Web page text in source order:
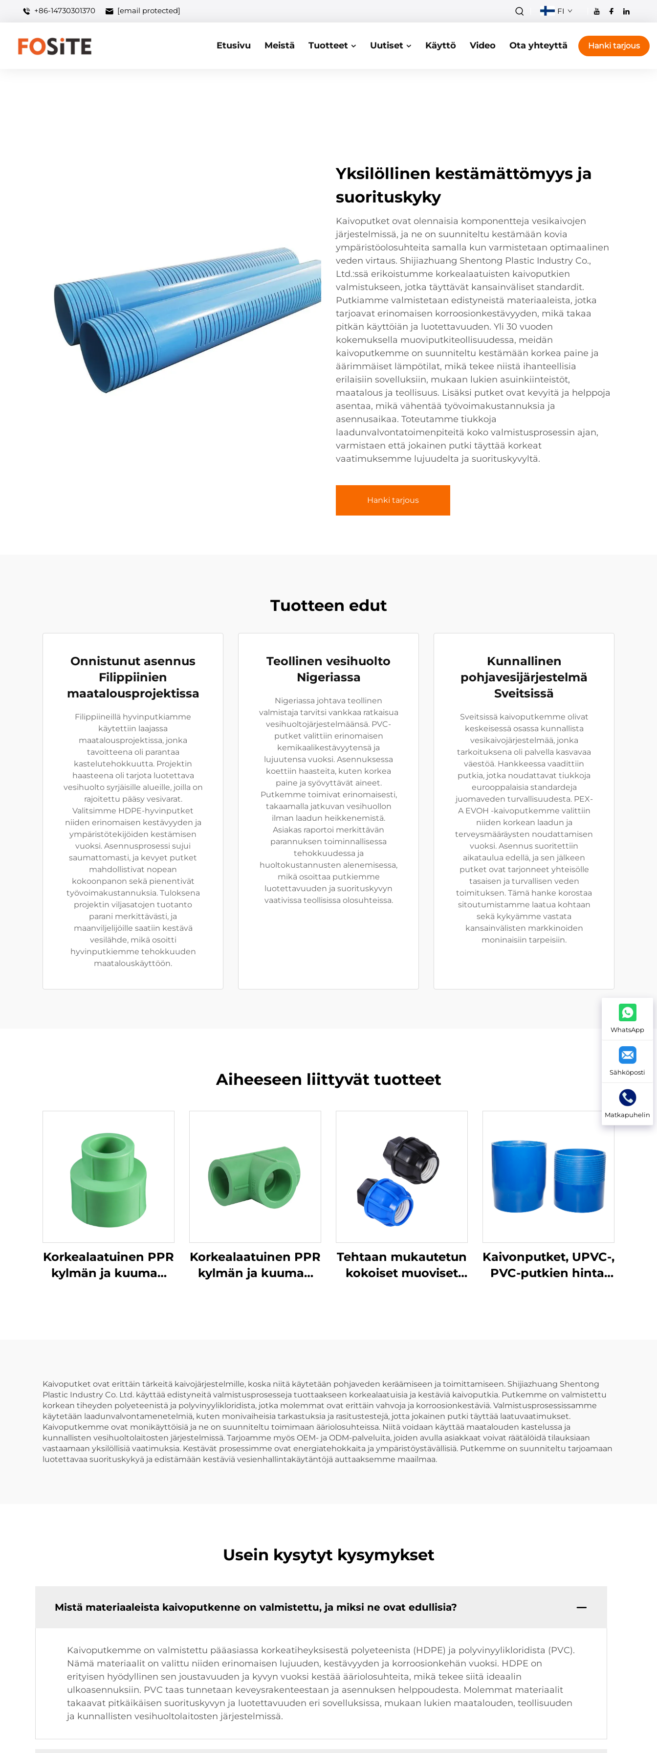
+86-14730301370 [email protected] FI
Etusivu Meistä Tuotteet Uutiset Käyttö Video Ota yhteyttä Hanki tarjous
Yksilöllinen kestämättömyys ja
suorituskyky
Kaivoputket ovat olennaisia komponentteja vesikaivojen
järjestelmissä, ja ne on suunniteltu kestämään kovia
ympäristöolosuhteita samalla kun varmistetaan optimaalinen
veden virtaus. Shijiazhuang Shentong Plastic Industry Co.,
Ltd.:ssä erikoistumme korkealaatuisten kaivoputkien
valmistukseen, jotka täyttävät kansainväliset standardit.
Putkiamme valmistetaan edistyneistä materiaaleista, jotka
tarjoavat erinomaisen korroosionkestävyyden, mikä takaa
pitkän käyttöiän ja luotettavuuden. Yli 30 vuoden
kokemuksella muoviputkiteollisuudessa, meidän
kaivoputkemme on suunniteltu kestämään korkea paine ja
äärimmäiset lämpötilat, mikä tekee niistä ihanteellisia
erilaisiin sovelluksiin, mukaan lukien asuinkiinteistöt,
maatalous ja teollisuus. Lisäksi putket ovat kevyitä ja helppoja
asentaa, mikä vähentää työvoimakustannuksia ja
asennusaikaa. Toteutamme tiukkoja
laadunvalvontatoimenpiteitä koko valmistusprosessin ajan,
varmistaen että jokainen putki täyttää korkeat
vaatimuksemme lujuudelta ja suorituskyvyltä.
Hanki tarjous
Tuotteen edut
Onnistunut asennus
Filippiinien
maatalousprojektissa
Filippiineillä hyvinputkiamme
käytettiin laajassa
maatalousprojektissa, jonka
tavoitteena oli parantaa
kastelutehokkuutta. Projektin
haasteena oli tarjota luotettava
vesihuolto syrjäisille alueille, joilla on
rajoitettu pääsy vesivarat.
Valitsimme HDPE-hyvinputket
niiden erinomaisen kestävyyden ja
ympäristötekijöiden kestämisen
vuoksi. Asennusprosessi sujui
saumattomasti, ja kevyet putket
mahdollistivat nopean
kokoonpanon sekä pienentivät
työvoimakustannuksia. Tuloksena
projektin viljasatojen tuotanto
parani merkittävästi, ja
maanviljelijöille saatiin kestävä
vesilähde, mikä osoitti
hyvinputkiemme tehokkuuden
maatalouskäyttöön.
Teollinen vesihuolto
Nigeriassa
Nigeriassa johtava teollinen
valmistaja tarvitsi vankkaa ratkaisua
vesihuoltojärjestelmäänsä. PVC-
putket valittiin erinomaisen
kemikaalikestävyytensä ja
lujuutensa vuoksi. Asennuksessa
koettiin haasteita, kuten korkea
paine ja syövyttävät aineet.
Putkemme toimivat erinomaisesti,
takaamalla jatkuvan vesihuollon
ilman laadun heikkenemistä.
Asiakas raportoi merkittävän
parannuksen toiminnallisessa
tehokkuudessa ja
huoltokustannusten alenemisessa,
mikä osoittaa putkiemme
luotettavuuden ja suorituskyvyn
vaativissa teollisissa olosuhteissa.
Kunnallinen
pohjavesijärjestelmä
Sveitsissä
Sveitsissä kaivoputkemme olivat
keskeisessä osassa kunnallista
vesikaivojärjestelmää, jonka
tarkoituksena oli palvella kasvavaa
väestöä. Hankkeessa vaadittiin
putkia, jotka noudattavat tiukkoja
eurooppalaisia standardeja
juomaveden turvallisuudesta. PEX-
A EVOH -kaivoputkemme valittiin
niiden korkean laadun ja
terveysmääräysten noudattamisen
vuoksi. Asennus suoritettiin
aikataulua edellä, ja sen jälkeen
putket ovat tarjonneet yhteisölle
tasaisen ja turvallisen veden
toimituksen. Tämä hanke korostaa
sitoutumistamme laatua kohtaan
sekä kykyämme vastata
kansainvälisten markkinoiden
moninaisiin tarpeisiin.
Aiheeseen liittyvät tuotteet
Korkealaatuinen PPR
kylmän ja kuuman
Korkealaatuinen PPR
kylmän ja kuuman
Tehtaan mukautetun
kokoiset muoviset
Kaivonputket, UPVC-,
PVC-putkien hinta,
Kaivoputket ovat erittäin tärkeitä kaivojärjestelmille, koska niitä käytetään pohjaveden keräämiseen ja toimittamiseen. Shijiazhuang Shentong
Plastic Industry Co. Ltd. käyttää edistyneitä valmistusprosesseja tuottaakseen korkealaatuisia ja kestäviä kaivoputkia. Putkemme on valmistettu
korkean tiheyden polyeteenistä ja polyvinyylikloridista, jotka molemmat ovat erittäin vahvoja ja korroosionkestäviä. Valmistusprosessissamme
käytetään laadunvalvontamenetelmiä, kuten monivaiheisia tarkastuksia ja rasitustestejä, jotta jokainen putki täyttää laatuvaatimukset.
Kaivoputkemme ovat monikäyttöisiä ja ne on suunniteltu toimimaan ääriolosuhteissa. Niitä voidaan käyttää maatalouden kastelussa ja
kunnallisten vesihuoltolaitosten järjestelmissä. Tarjoamme myös OEM- ja ODM-palveluita, joiden avulla asiakkaat voivat räätälöidä tilauksiaan
vastaamaan yksilöllisiä vaatimuksia. Kestävät prosessimme ovat energiatehokkaita ja ympäristöystävällisiä. Putkemme on suunniteltu tarjoamaan
luotettavaa suorituskykyä ja edistämään kestäviä vesienhallintakäytäntöjä auttaaksemme maailmaa.
Usein kysytyt kysymykset
Mistä materiaaleista kaivoputkenne on valmistettu, ja miksi ne ovat edullisia?
Kaivoputkemme on valmistettu pääasiassa korkeatiheyksisestä polyeteenista (HDPE) ja polyvinyylikloridista (PVC).
Nämä materiaalit on valittu niiden erinomaisen lujuuden, kestävyyden ja korroosionkehän vuoksi. HDPE on
erityisen hyödyllinen sen joustavuuden ja kyvyn vuoksi kestää ääriolosuhteita, mikä tekee siitä ideaalin
ulkoasennuksiin. PVC taas tunnetaan keveysrakenteestaan ja asennuksen helppoudesta. Molemmat materiaalit
takaavat pitkäikäisen suorituskyvyn ja luotettavuuden eri sovelluksissa, mukaan lukien maatalouden, teollisuuden
ja kunnallisten vesihuoltolaitosten järjestelmissä.
WhatsApp
Sähköposti
Matkapuhelin